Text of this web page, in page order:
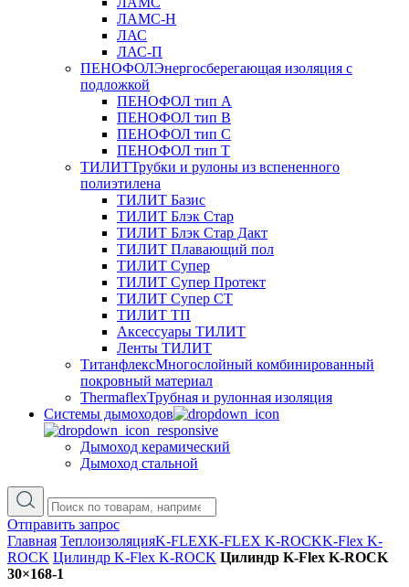
ЛАМС-Н
ЛАС
ЛАС-П
ПЕНОФОЛЭнергосберегающая изоляция с
подложкой
ПЕНОФОЛ тип А
ПЕНОФОЛ тип B
ПЕНОФОЛ тип C
ПЕНОФОЛ тип T
ТИЛИТТрубки и рулоны из вспененного
полиэтилена
ТИЛИТ Базис
ТИЛИТ Блэк Стар
ТИЛИТ Блэк Стар Дакт
ТИЛИТ Плавающий пол
ТИЛИТ Супер
ТИЛИТ Супер Протект
ТИЛИТ Супер СТ
ТИЛИТ ТП
Аксессуары ТИЛИТ
Ленты ТИЛИТ
ТитанфлексМногослойный комбинированный
покровный материал
ThermaflexТрубная и рулонная изоляция
Cистемы дымоходов
Дымоход керамический
Дымоход стальной
Отправить запрос
Главная ТеплоизоляцияK-FLEXK-FLEX K-ROCKK-Flex K-
ROCK Цилиндр K-Flex K-ROCK Цилиндр K-Flex K-ROCK
30×168-1